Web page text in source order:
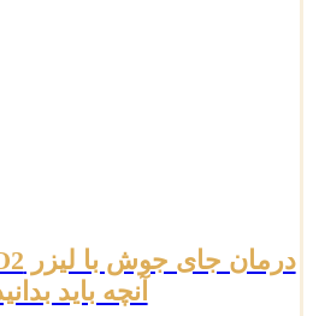
آنچه باید